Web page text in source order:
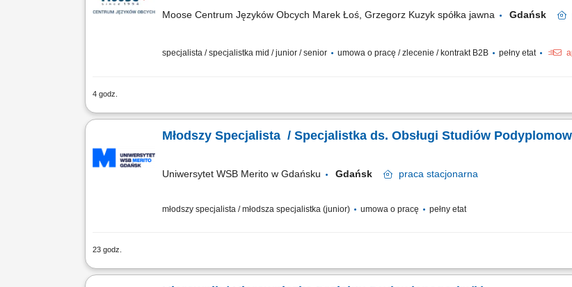
Moose Centrum Języków Obcych Marek Łoś, Grzegorz Kuzyk spółka jawna Gdańsk
specjalista / specjalistka mid / junior / senior umowa o pracę / zlecenie / kontrakt B2B pełny etat
4 godz.
JEŚLI: jesteś osobą komunikatywną i dobrze zorganizowaną; sprawnie obsługujesz komputer (Word,
Młodszy Specjalista / Specjalistka ds. Obsługi Studiów
Uniwersytet WSB Merito w Gdańsku Gdańsk praca stacjonarna
młodszy specjalista / młodsza specjalistka (junior) umowa o pracę pełny etat
23 godz.
Zakres obowiązków: Bieżąca obsługa słuchaczy oraz wykładowców i nadzór nad przebiegiem zajęć;